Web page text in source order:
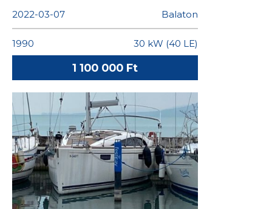
2022-03-07 Balaton
1990 30 kW (40 LE)
1 100 000 Ft